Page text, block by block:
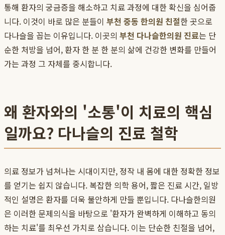
통해 환자의 궁금증을 해소하고 치료 과정에 대한 확신을 심어줍
니다. 이것이 바로 많은 분들이 부천 중동 한의원 친절한 곳으로
다나슬을 꼽는 이유입니다. 이곳의 부천 다나슬한의원 진료는 단
순한 처방을 넘어, 환자 한 분 한 분의 삶에 건강한 변화를 만들어
가는 과정 그 자체를 중시합니다.
왜 환자와의 '소통'이 치료의 핵심
일까요? 다나슬의 진료 철학
의료 정보가 넘쳐나는 시대이지만, 정작 내 몸에 대한 정확한 정보
를 얻기는 쉽지 않습니다. 복잡한 의학 용어, 짧은 진료 시간, 일방
적인 설명은 환자를 더욱 불안하게 만들 뿐입니다. 다나슬한의원
은 이러한 문제의식을 바탕으로 '환자가 완벽하게 이해하고 동의
하는 치료'를 최우선 가치로 삼습니다. 이는 단순한 친절을 넘어,